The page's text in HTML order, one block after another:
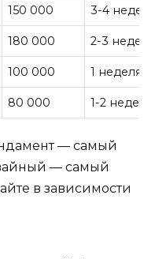
150 000 3-4
180 000 2-3
100 000 1 неделя
80 000 1-2 недели
— самый
— самый
в зависимости